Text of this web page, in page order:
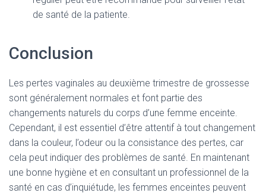
de santé de la patiente.
Conclusion
Les pertes vaginales au deuxième trimestre de grossesse
sont généralement normales et font partie des
changements naturels du corps d’une femme enceinte.
Cependant, il est essentiel d’être attentif à tout changement
dans la couleur, l’odeur ou la consistance des pertes, car
cela peut indiquer des problèmes de santé. En maintenant
une bonne hygiène et en consultant un professionnel de la
santé en cas d’inquiétude, les femmes enceintes peuvent